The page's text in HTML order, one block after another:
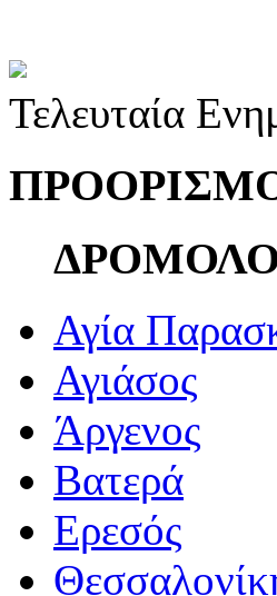
Τελευταία
Αγία
Αγιάσος
Άργενος
Βατερά
Ερεσός